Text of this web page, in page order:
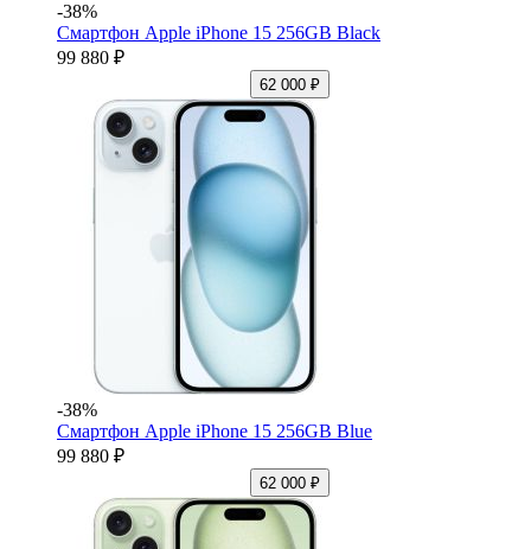
-38%
Смартфон Apple iPhone 15 256GB Black
99 880 ₽
62 000 ₽
-38%
Смартфон Apple iPhone 15 256GB Blue
99 880 ₽
62 000 ₽